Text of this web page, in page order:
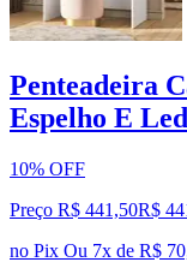
Penteadeira
Espelho E
10% OFF
Preço R$ 441,50R$
no Pix Ou 7x de R$